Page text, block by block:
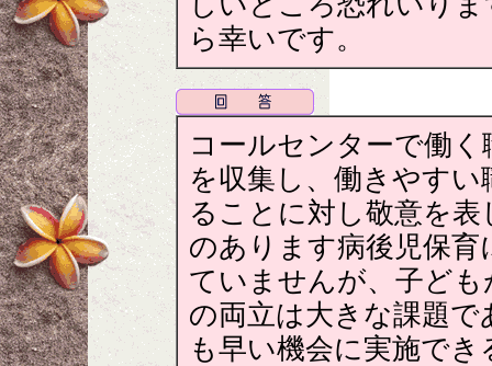
ら幸いです。
コールセンターで働
を収集し、働きやす
ることに対し敬意を
のあります病後児保
ていませんが、子ど
の両立は大きな課題
も早い機会に実施で